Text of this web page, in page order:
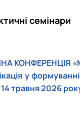
семінари
КОНФЕРЕНЦІЯ
у формуванні
травня 2026